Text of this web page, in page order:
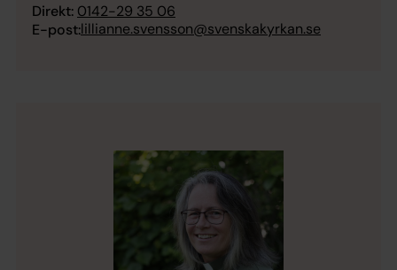
Direkt: 0142-29 35 06
E-post:lillianne.svensson@svenskakyrkan.se